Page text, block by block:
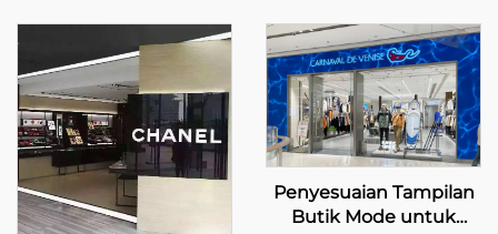
Penyesuaian Tampilan
Butik Mode untuk